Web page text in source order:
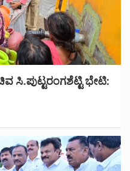
ಸಿ.ಪುಟ್ಟರಂಗಶೆಟ್ಟಿ ಭೇಟಿ: